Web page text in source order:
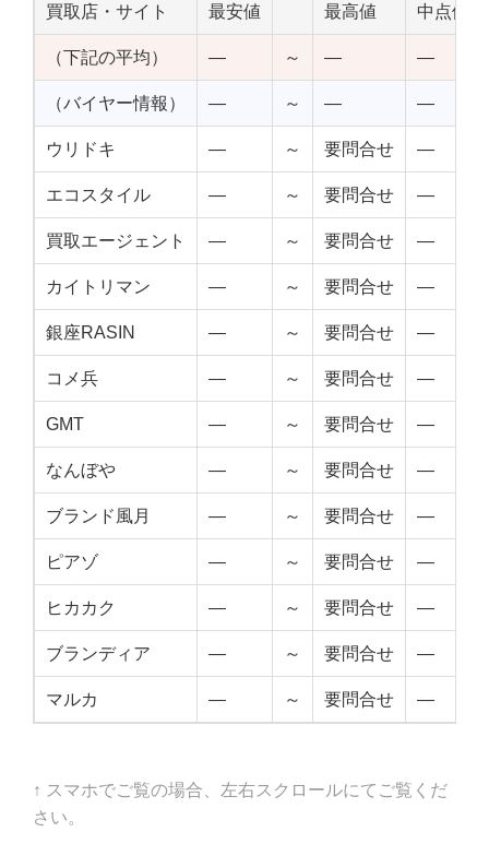
買取店・サイト 最安値 最高値 中点値
（下記の平均） — ～ — —
（バイヤー情報） — ～ — —
ウリドキ — ～ 要問合せ —
エコスタイル — ～ 要問合せ —
買取エージェント — ～ 要問合せ —
カイトリマン — ～ 要問合せ —
銀座RASIN — ～ 要問合せ —
コメ兵 — ～ 要問合せ —
GMT — ～ 要問合せ —
なんぼや — ～ 要問合せ —
ブランド風月 — ～ 要問合せ —
ピアゾ — ～ 要問合せ —
ヒカカク — ～ 要問合せ —
ブランディア — ～ 要問合せ —
マルカ — ～ 要問合せ —
↑ スマホでご覧の場合、左右スクロールにてご覧くだ
さい。